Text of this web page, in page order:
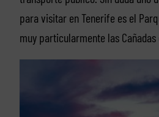
para visitar en Tenerife es el
muy particularmente las Cañadas